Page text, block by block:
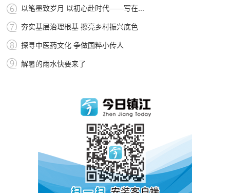
以笔墨致岁月 以初心赴时代——写在...
夯实基层治理根基 擦亮乡村振兴底色
探寻中医药文化 争做国粹小传人
解暑的雨水快要来了